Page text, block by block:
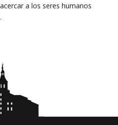
a los seres humanos